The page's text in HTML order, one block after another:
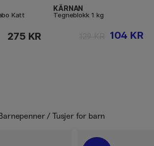
Katt
275 KR
KÄRNAN
Tegneblokk 1 kg
104 KR
/ Tusjer for barn